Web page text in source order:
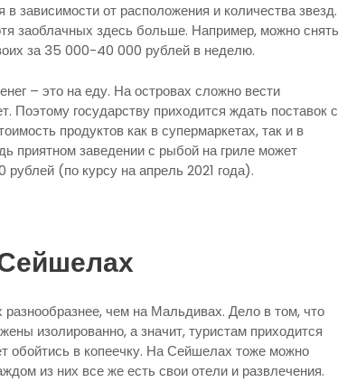
зависимости от расположения и количества звезд.
заоблачных здесь больше. Например, можно снять
за 35 000-40 000 рублей в неделю.
– это на еду. На островах сложно вести
Поэтому государству приходится ждать поставок с
продуктов как в супермаркетах, так и в
приятном заведении с рыбой на гриле может
(по курсу на апрель 2021 года).
чем на Мальдивах. Дело в том, что
изолированно, а значит, туристам приходится
обойтись в копеечку. На Сейшелах тоже можно
из них все же есть свои отели и развлечения.